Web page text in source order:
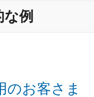
例
のお客さま